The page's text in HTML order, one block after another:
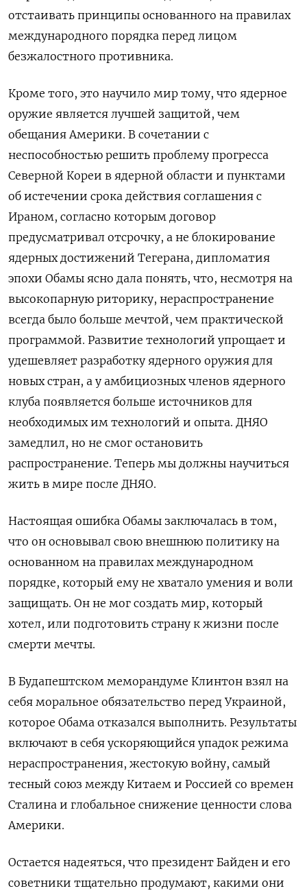
отстаивать принципы основанного на правилах
международного порядка перед лицом
безжалостного противника.
Кроме того, это научило мир тому, что ядерное
оружие является лучшей защитой, чем
обещания Америки. В сочетании с
неспособностью решить проблему прогресса
Северной Кореи в ядерной области и пунктами
об истечении срока действия соглашения с
Ираном, согласно которым договор
предусматривал отсрочку, а не блокирование
ядерных достижений Тегерана, дипломатия
эпохи Обамы ясно дала понять, что, несмотря на
высокопарную риторику, нераспространение
всегда было больше мечтой, чем практической
программой. Развитие технологий упрощает и
удешевляет разработку ядерного оружия для
новых стран, а у амбициозных членов ядерного
клуба появляется больше источников для
необходимых им технологий и опыта. ДНЯО
замедлил, но не смог остановить
распространение. Теперь мы должны научиться
жить в мире после ДНЯО.
Настоящая ошибка Обамы заключалась в том,
что он основывал свою внешнюю политику на
основанном на правилах международном
порядке, который ему не хватало умения и воли
защищать. Он не мог создать мир, который
хотел, или подготовить страну к жизни после
смерти мечты.
В Будапештском меморандуме Клинтон взял на
себя моральное обязательство перед Украиной,
которое Обама отказался выполнить. Результаты
включают в себя ускоряющийся упадок режима
нераспространения, жестокую войну, самый
тесный союз между Китаем и Россией со времен
Сталина и глобальное снижение ценности слова
Америки.
Остается надеяться, что президент Байден и его
советники тщательно продумают, какими они